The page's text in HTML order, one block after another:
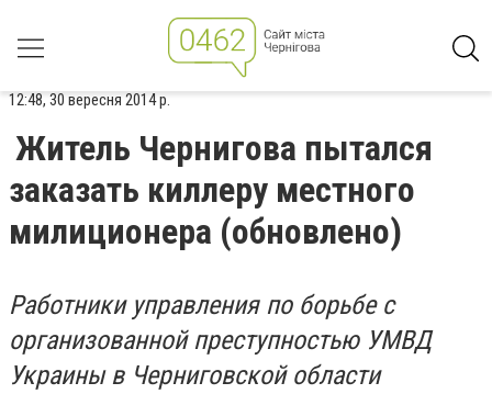
12:48, 30 вересня 2014 р.
Житель Чернигова пытался
заказать киллеру местного
милиционера (обновлено)
Работникиуправления по борьбе с
организованной преступностью УМВД
Украины в Черниговской области